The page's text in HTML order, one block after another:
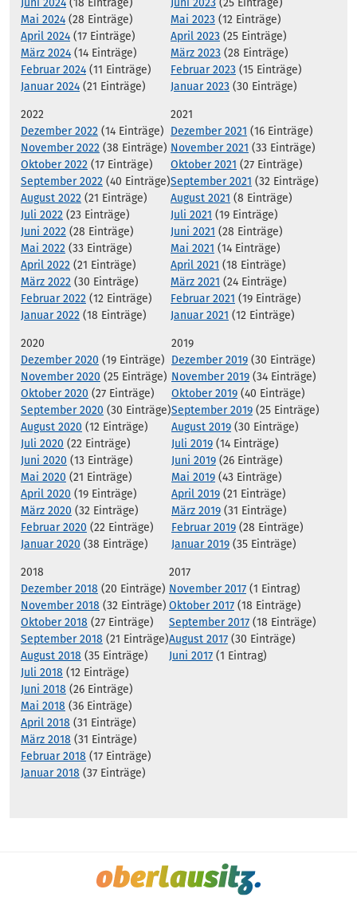
Juni 2024 (18 Einträge)
Mai 2024 (28 Einträge)
April 2024 (17 Einträge)
März 2024 (14 Einträge)
Februar 2024 (11 Einträge)
Januar 2024 (21 Einträge)
Juni 2023 (25 Einträge)
Mai 2023 (12 Einträge)
April 2023 (25 Einträge)
März 2023 (28 Einträge)
Februar 2023 (15 Einträge)
Januar 2023 (30 Einträge)
2022
Dezember 2022 (14 Einträge)
November 2022 (38 Einträge)
Oktober 2022 (17 Einträge)
September 2022 (40 Einträge)
August 2022 (21 Einträge)
Juli 2022 (23 Einträge)
Juni 2022 (28 Einträge)
Mai 2022 (33 Einträge)
April 2022 (21 Einträge)
März 2022 (30 Einträge)
Februar 2022 (12 Einträge)
Januar 2022 (18 Einträge)
2021
Dezember 2021 (16 Einträge)
November 2021 (33 Einträge)
Oktober 2021 (27 Einträge)
September 2021 (32 Einträge)
August 2021 (8 Einträge)
Juli 2021 (19 Einträge)
Juni 2021 (28 Einträge)
Mai 2021 (14 Einträge)
April 2021 (18 Einträge)
März 2021 (24 Einträge)
Februar 2021 (19 Einträge)
Januar 2021 (12 Einträge)
2020
Dezember 2020 (19 Einträge)
November 2020 (25 Einträge)
Oktober 2020 (27 Einträge)
September 2020 (30 Einträge)
August 2020 (12 Einträge)
Juli 2020 (22 Einträge)
Juni 2020 (13 Einträge)
Mai 2020 (21 Einträge)
April 2020 (19 Einträge)
März 2020 (32 Einträge)
Februar 2020 (22 Einträge)
Januar 2020 (38 Einträge)
2019
Dezember 2019 (30 Einträge)
November 2019 (34 Einträge)
Oktober 2019 (40 Einträge)
September 2019 (25 Einträge)
August 2019 (30 Einträge)
Juli 2019 (14 Einträge)
Juni 2019 (26 Einträge)
Mai 2019 (43 Einträge)
April 2019 (21 Einträge)
März 2019 (31 Einträge)
Februar 2019 (28 Einträge)
Januar 2019 (35 Einträge)
2018
Dezember 2018 (20 Einträge)
November 2018 (32 Einträge)
Oktober 2018 (27 Einträge)
September 2018 (21 Einträge)
August 2018 (35 Einträge)
Juli 2018 (12 Einträge)
Juni 2018 (26 Einträge)
Mai 2018 (36 Einträge)
April 2018 (31 Einträge)
März 2018 (31 Einträge)
Februar 2018 (17 Einträge)
Januar 2018 (37 Einträge)
2017
November 2017 (1 Eintrag)
Oktober 2017 (18 Einträge)
September 2017 (18 Einträge)
August 2017 (30 Einträge)
Juni 2017 (1 Eintrag)